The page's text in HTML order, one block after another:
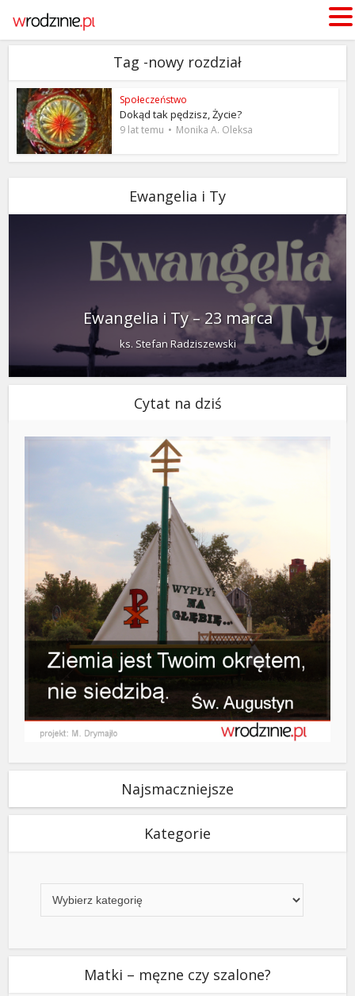
Tag -nowy rozdział
Społeczeństwo
Dokąd tak pędzisz, Życie?
9 lat temu Monika A. Oleksa
Ewangelia i Ty
Ewangelia i Ty – 23 marca
ks. Stefan Radziszewski
Cytat na dziś
Najsmaczniejsze
Kategorie
Matki – męzne czy szalone?